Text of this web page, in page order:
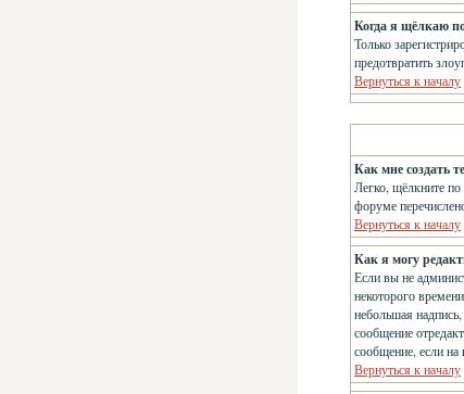
Когда я щёлкаю
Только
предотвратить
Вернуться к началу
Как мне создать
Легко, щёлкните
форуме
Вернуться к началу
Как я могу
Если вы не
некоторого
небольшая
сообщение
сообщение, если на
Вернуться к началу